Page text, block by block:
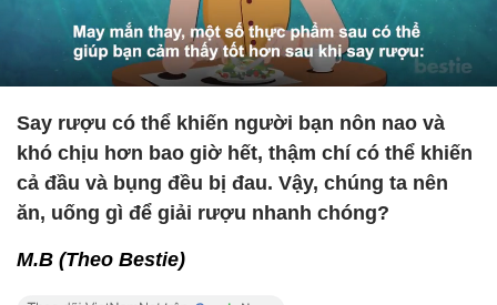
Say rượu có thể khiến người bạn nôn nao và
khó chịu hơn bao giờ hết, thậm chí có thể khiến
cả đầu và bụng đều bị đau. Vậy, chúng ta nên
ăn, uống gì để giải rượu nhanh chóng?
M.B (Theo Bestie)